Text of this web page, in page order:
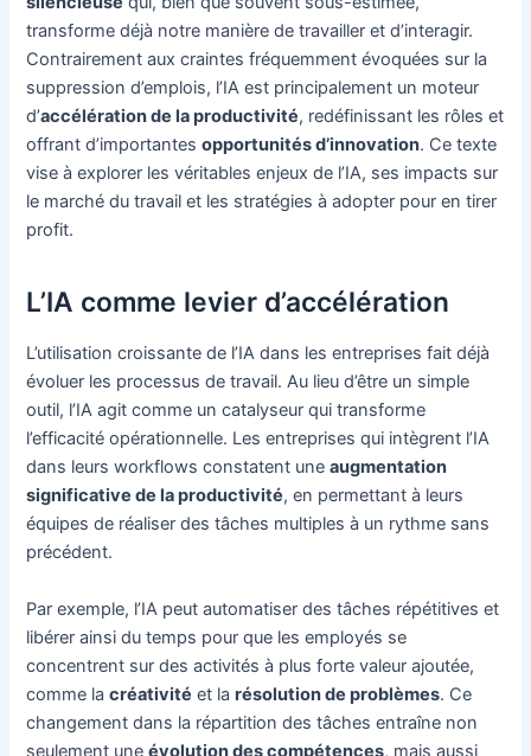
transforme déjà notre manière de travailler et d’interagir.
Contrairement aux craintes fréquemment évoquées sur la
suppression d’emplois, l’IA est principalement un moteur
d’accélération de la productivité, redéfinissant les rôles et
offrant d’importantesopportunités d’innovation. Ce texte
vise à explorer les véritables enjeux de l’IA, ses impacts sur
le marché du travail et les stratégies à adopter pour en tirer
profit.
L’IA comme levier d’accélération
L’utilisation croissante de l’IA dans les entreprises fait déjà
évoluer les processus de travail. Au lieu d’être un simple
outil, l’IA agit comme un catalyseur qui transforme
l’efficacité opérationnelle. Les entreprises qui intègrent l’IA
dans leurs workflows constatent uneaugmentation
significative de la productivité, en permettant à leurs
équipes de réaliser des tâches multiples à un rythme sans
précédent.
Par exemple, l’IA peut automatiser des tâches répétitives et
libérer ainsi du temps pour que les employés se
concentrent sur des activités à plus forte valeur ajoutée,
comme lacréativité et larésolution de problèmes. Ce
changement dans la répartition des tâches entraîne non
seulement uneévolution des compétences, mais aussi